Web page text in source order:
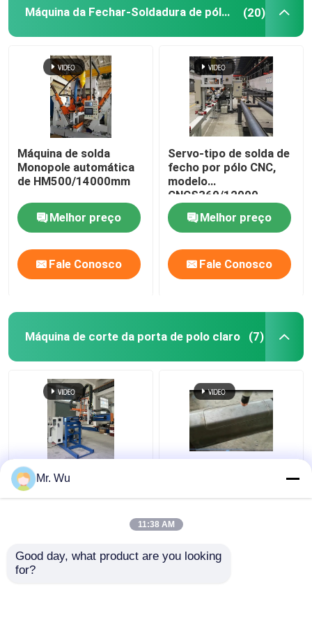
equipamento da galvanização do mergulho quente
Máquina da Fechar-Soldadura de pólo claro (20)
Máquina de solda
Monopole automática
de HM500/14000mm
Melhor preço
Fale Conosco
Servo-tipo de solda de
fecho por pólo CNC,
modelo
CNCS360/12000
Melhor preço
Fale Conosco
Máquina de corte da porta de polo claro (7)
máquina de corte da
porta de 350mm
mm Longo de corte
máximo 2000 mm
Mr. Wu
11:38 AM
Good day, what product are you looking
for?